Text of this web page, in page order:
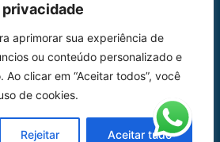
privacidade
aprimorar sua experiência de
ou conteúdo personalizado e
Ao clicar em “Aceitar todos”, você
de cookies.
Rejeitar Aceitar tudo
Peças
Catálogo de Aplicações
Oficina de Mangueiras